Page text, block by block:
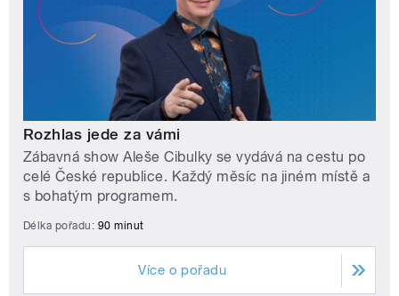
Rozhlas jede za vámi
Zábavná show Aleše Cibulky se vydává na cestu po
celé České republice. Každý měsíc na jiném místě a
s bohatým programem.
Délka pořadu: 90 minut
Více o pořadu